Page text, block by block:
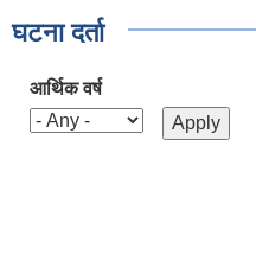
घटना दर्ता
आर्थिक वर्ष